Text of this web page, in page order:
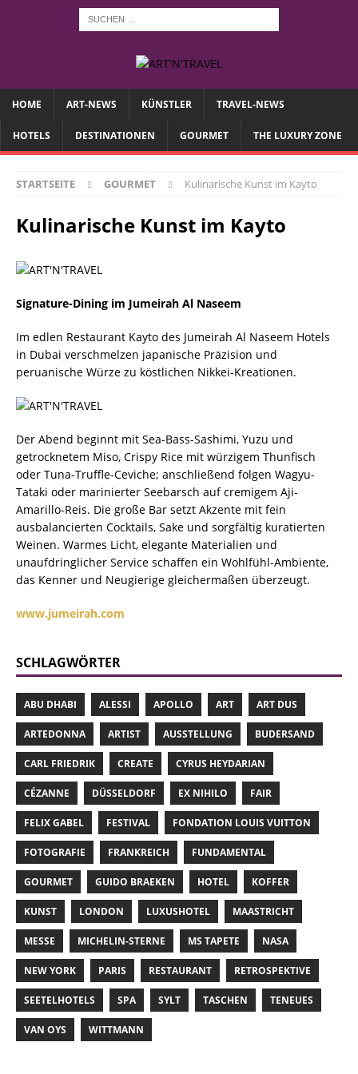
HOME ART-NEWS KÜNSTLER TRAVEL-NEWS
HOTELS DESTINATIONEN GOURMET THE LUXURY ZONE
STARTSEITE GOURMET Kulinarische Kunst im Kayto
Kulinarische Kunst im Kayto
Signature-Dining im Jumeirah Al Naseem
Im edlen Restaurant Kayto des Jumeirah Al Naseem Hotels
in Dubai verschmelzen japanische Präzision und
peruanische Würze zu köstlichen Nikkei-Kreationen.
Der Abend beginnt mit Sea-Bass-Sashimi, Yuzu und
getrocknetem Miso, Crispy Rice mit würzigem Thunfisch
oder Tuna-Truffle-Ceviche; anschließend folgen Wagyu-
Tataki oder marinierter Seebarsch auf cremigem Aji-
Amarillo-Reis. Die große Bar setzt Akzente mit fein
ausbalancierten Cocktails, Sake und sorgfältig kuratierten
Weinen. Warmes Licht, elegante Materialien und
unaufdringlicher Service schaffen ein Wohlfühl-Ambiente,
das Kenner und Neugierige gleichermaßen überzeugt.
www.jumeirah.com
SCHLAGWÖRTER
ABU DHABI ALESSI APOLLO ART ART DUS
ARTEDONNA ARTIST AUSSTELLUNG BUDERSAND
CARL FRIEDRIK CREATE CYRUS HEYDARIAN
CÉZANNE DÜSSELDORF EX NIHILO FAIR
FELIX GABEL FESTIVAL FONDATION LOUIS VUITTON
FOTOGRAFIE FRANKREICH FUNDAMENTAL
GOURMET GUIDO BRAEKEN HOTEL KOFFER
KUNST LONDON LUXUSHOTEL MAASTRICHT
MESSE MICHELIN-STERNE MS TAPETE NASA
NEW YORK PARIS RESTAURANT RETROSPEKTIVE
SEETELHOTELS SPA SYLT TASCHEN TENEUES
VAN OYS WITTMANN